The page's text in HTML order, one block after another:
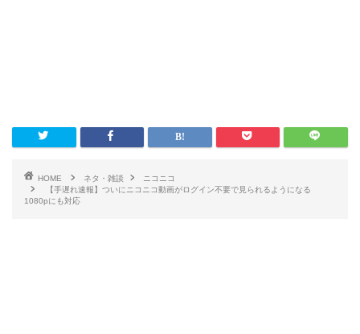
HOME ネタ・雑談
ニコニコ
【手遅れ速報】ついにニコニコ動画がログイン不要で見られるようになる
1080pにも対応